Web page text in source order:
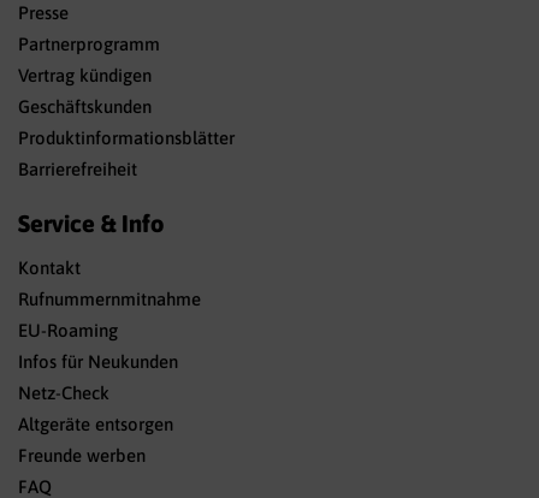
Presse
Partnerprogramm
Vertrag kündigen
Geschäftskunden
Produktinformationsblätter
Barrierefreiheit
Service & Info
Kontakt
Rufnummernmitnahme
EU-Roaming
Infos für Neukunden
Netz-Check
Altgeräte entsorgen
Freunde werben
FAQ